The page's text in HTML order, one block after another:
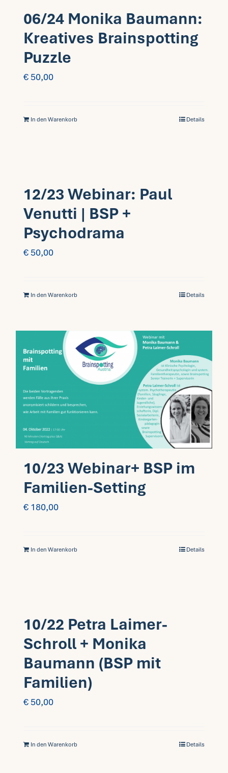
06/24 Monika Baumann:
Kreatives Brainspotting
Puzzle
€ 50,00
In den Warenkorb Details
12/23 Webinar: Paul
Venutti | BSP +
Psychodrama
€ 50,00
In den Warenkorb Details
10/23 Webinar+ BSP im
Familien-Setting
€ 180,00
In den Warenkorb Details
10/22 Petra Laimer-
Schroll + Monika
Baumann (BSP mit
Familien)
€ 50,00
In den Warenkorb Details